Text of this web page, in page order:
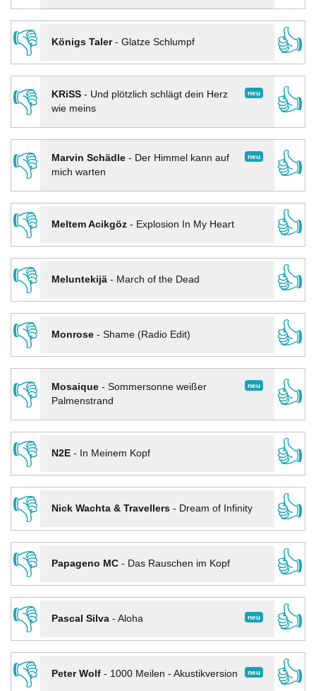
👎
Königs Taler- Glatze Schlumpf
👍
👎
neu
KRiSS- Und plötzlich schlägt dein Herz
wie meins
👍
👎 neu
Marvin Schädle- Der Himmel kann auf
mich warten
👍
👎
Meltem Acikgöz- Explosion In My Heart
👍
👎
Meluntekijä- March of the Dead
👍
👎
Monrose- Shame (Radio Edit)
👍
👎
neu
Mosaique- Sommersonne weißer
Palmenstrand
👍
👎
N2E- In Meinem Kopf
👍
👎
Nick Wachta & Travellers- Dream of Infinity
👍
👎
Papageno MC- Das Rauschen im Kopf
👍
👎
neu
Pascal Silva- Aloha
👍
👎
neu
Peter Wolf- 1000 Meilen - Akustikversion
👍